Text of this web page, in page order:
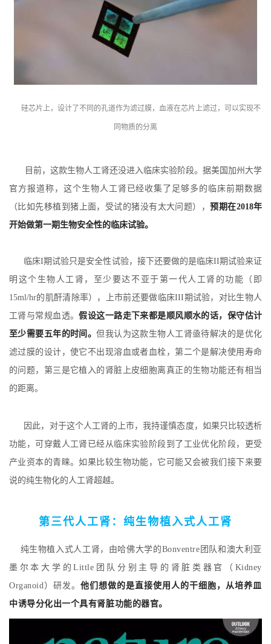
硅芯片上，设计了不同的孔道作为滤过膜，血液在芯片上滤过，可以实现不
同物质的分离
目前，这款生物人工肾还没进入临床实验阶段。据美国加州大学
官方报道称，这个生物人工肾已经收集了足够多的临床前期数据
（比如先移植到猪上面，受试的猪没有太大问题），预期在2018年
开始做第一期生物安全性的临床试验。
临床I期试验只是安全性试验，接下还要做的是临床II期试验来证
明这个生物人工肾，至少要达不亚于第一代人工肾的功能（即
15ml/hr的肌酐清除率），上市前还要做临床III期试验，对比生物人
工肾与常规血透。假设这一路走下来都是顺风顺水的话，保守估计
至少需要五年的时间。但我认为这款生物人工肾亟待解决的是优化
滤过膜的设计，使它不出现溶血或者血栓，第二个是解决使用寿命
的问题，第三是它植入的肾脏上皮细胞离真正的生物功能还有相当
的距离。
因此，对于这个人工肾的上市，我持谨慎态度，如果只比较透析
功能，可穿戴人工肾已经从临床实验阶段到了工业优化阶段，更受
产业资本的青睐。如果比较生物功能，它可能又会被我们接下来要
说的纯生物化的人工肾超越。
第三代人工肾： 纯生物植入式人工肾
纯生物植入式人工肾，由哈佛大学的Bonventre团队和澳大利亚
墨尔本大学的Little团队分别主导的肾脏类器官（Kidney
Organoid）研发。 他们想做的是直接使用人的干细胞，从培养皿
中诱导分化出一个具有肾脏功能的器官。